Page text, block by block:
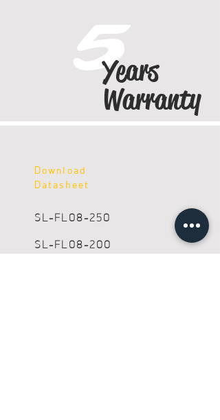
5
Years
Warranty
Download
Datasheet
SL-FL08-250
SL-FL08-200